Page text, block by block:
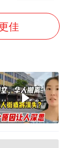
市民书》
烟头引起
“不怕六爷挂得多 就怕六爷挂一颗”
消
36岁男演员成景区NPC后人气爆棚
佳